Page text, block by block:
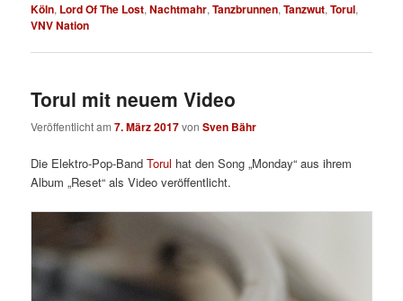
Köln, Lord Of The Lost,Nachtmahr,Tanzbrunnen,Tanzwut,Torul,
VNV Nation
Torul mit neuem Video
Veröffentlicht am7. März 2017vonSven Bähr
Die Elektro-Pop-BandTorul hat den Song „Monday“ aus ihrem
Album „Reset“ als Video veröffentlicht.